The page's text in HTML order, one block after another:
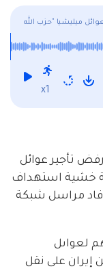
x1
تأجير عوائل
خشية استهداف
مراسل شبكة
لعواىل
إيران على نقل